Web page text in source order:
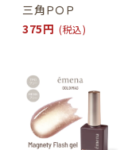
三角ＰＯＰ
375円 (税込)